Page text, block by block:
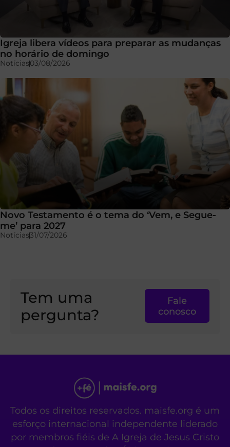
Igreja libera vídeos para preparar as mudanças
no horário de domingo
Notícias03/08/2026
Novo Testamento é o tema do ‘Vem, e Segue-
me’ para 2027
Notícias31/07/2026
Tem uma
pergunta?
Fale
conosco
Todos os direitos reservados. maisfe.org é um
esforço internacional independente liderado
por membros fiéis de A Igreja de Jesus Cristo